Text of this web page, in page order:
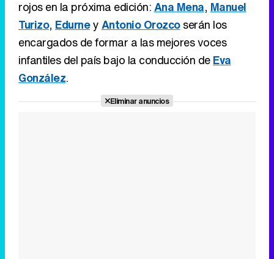
rojos en la próxima edición:Ana Mena, Manuel
Turizo, EdurneyAntonio Orozcoserán los
encargados de formar a las mejores voces
infantiles del país bajo la conducción de Eva
González.
Eliminar anuncios